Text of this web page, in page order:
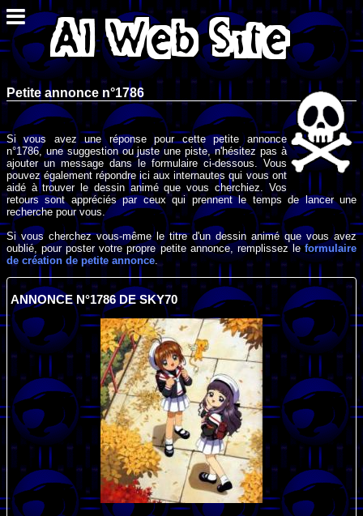
Petite annonce n°1786
Si vous avez une réponse pour cette petite annonce
n°1786, une suggestion ou juste une piste, n'hésitez pas à
ajouter un message dans le formulaire ci-dessous. Vous
pouvez également répondre ici aux internautes qui vous ont
aidé à trouver le dessin animé que vous cherchiez. Vos
retours sont appréciés par ceux qui prennent le temps de lancer une
recherche pour vous.
Si vous cherchez vous-même le titre d'un dessin animé que vous avez
oublié, pour poster votre propre petite annonce, remplissez leformulaire
de création de petite annonce .
ANNONCE N°1786 DE SKY70